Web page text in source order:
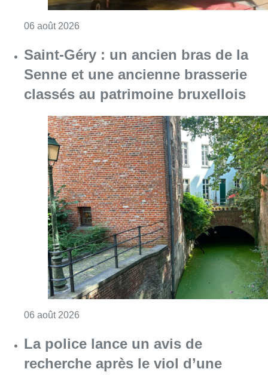
06 août 2026Consulter l'article "Saint-Géry : un ancien
La police lance un avis de
recherche après le viol d’une
femme de 33 ans à Bruxelles